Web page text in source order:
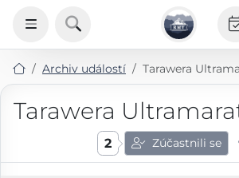
Archiv událostí Tarawera
Tarawera
2 Zúčastnili se